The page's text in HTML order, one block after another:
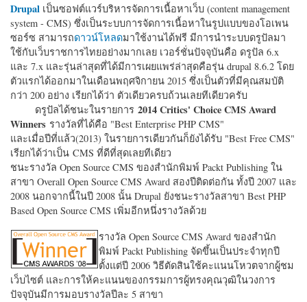
Drupal เป็นซอฟต์แวร์บริหารจัดการเนื้อหาเว็บ (content management
system - CMS) ซึ่งเป็นระบบการจัดการเนื้อหาในรูปแบบของโอเพน
ซอร์ซ สามารถดาวน์โหลดมาใช้งานได้ฟรี มีการนำระบบดรูปัลมา
ใช้กับเว็บราชการไทยอย่างมากเลย เวอร์ชั่นปัจจุบันคือ ดรูปัล 6.x
และ 7.x และรุ่นล่าสุดที่ได้มีการเผยแพร่ล่าสุดคือรุ่น drupal 8.6.2 โดย
ตัวแรกได้ออกมาในเดือนพฤศจิกายน 2015 ซึ่งเป็นตัวที่มีคุณสมบัติ
กว่า 200 อย่าง เรียกได้ว่า ตัวเดียวครบถ้วนเลยทีเดียวครับ
ดรูปัลได้ชนะในรายการ 2014 Critics' Choice CMS Award
Winners รางวัลที่ได้คือ "Best Enterprise PHP CMS"
และเมื่อปีที่แล้ว(2013) ในรายการเดียวกันก็ยังได้รับ "Best Free CMS"
เรียกได้ว่าเป็น CMS ที่ดีที่สุดเลยทีเดียว
ชนะรางวัล Open Source CMS ของสำนักพิมพ์ Packt Publishing ใน
สาขา Overall Open Source CMS Award สองปีติดต่อกัน ทั้งปี 2007 และ
2008 นอกจากนี้ในปี 2008 นั้น Drupal ยังชนะรางวัลสาขา Best PHP
Based Open Source CMS เพิ่มอีกหนึ่งรางวัลด้วย
รางวัล Open Source CMS Award ของสำนัก
พิมพ์ Packt Publishing จัดขึ้นเป็นประจำทุกปี
ตั้งแต่ปี 2006 วิธีตัดสินใช้คะแนนโหวตจากผู้ชม
เว็บไซต์ และการให้คะแนนของกรรมการผู้ทรงคุณวุฒิในวงการ
ปัจจุบันมีการมอบรางวัลปีละ 5 สาขา